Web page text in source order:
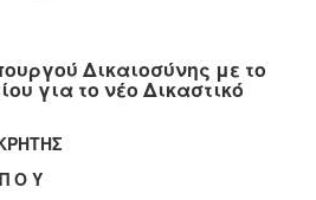
Δικαιοσύνης με το
για το νέο Δικαστικό
Ο Υ